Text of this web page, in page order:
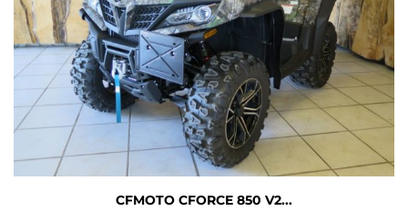
CFMOTO CFORCE 850 V2...